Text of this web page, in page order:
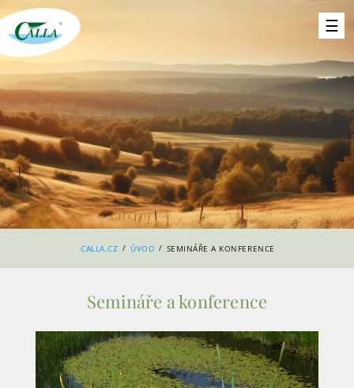
CALLA.CZ / ÚVOD / SEMINÁŘE A KONFERENCE
Semináře a konference